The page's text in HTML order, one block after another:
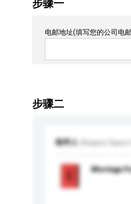
步骤一
电邮地址(填写您的公司电
步骤二
收件人 Shaanxi
Moringa